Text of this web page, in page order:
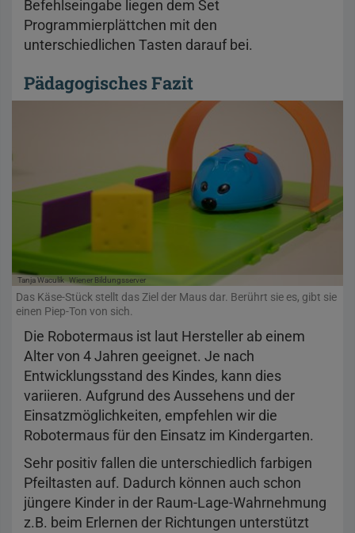
Befehlseingabe liegen dem Set
Programmierplättchen mit den
unterschiedlichen Tasten darauf bei.
Pädagogisches Fazit
Tanja Waculik Wiener Bildungsserver
Das Käse-Stück stellt das Ziel der Maus dar. Berührt sie es, gibt sie
einen Piep-Ton von sich.
Die Robotermaus ist laut Hersteller ab einem
Alter von 4 Jahren geeignet. Je nach
Entwicklungsstand des Kindes, kann dies
variieren. Aufgrund des Aussehens und der
Einsatzmöglichkeiten, empfehlen wir die
Robotermaus für den Einsatz im Kindergarten.
Sehr positiv fallen die unterschiedlich farbigen
Pfeiltasten auf. Dadurch können auch schon
jüngere Kinder in der Raum-Lage-Wahrnehmung
z.B. beim Erlernen der Richtungen unterstützt